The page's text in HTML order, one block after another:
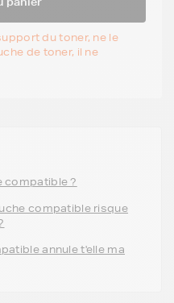
du toner, ne le
de toner, il ne
compatible ?
compatible risque
annule t'elle ma